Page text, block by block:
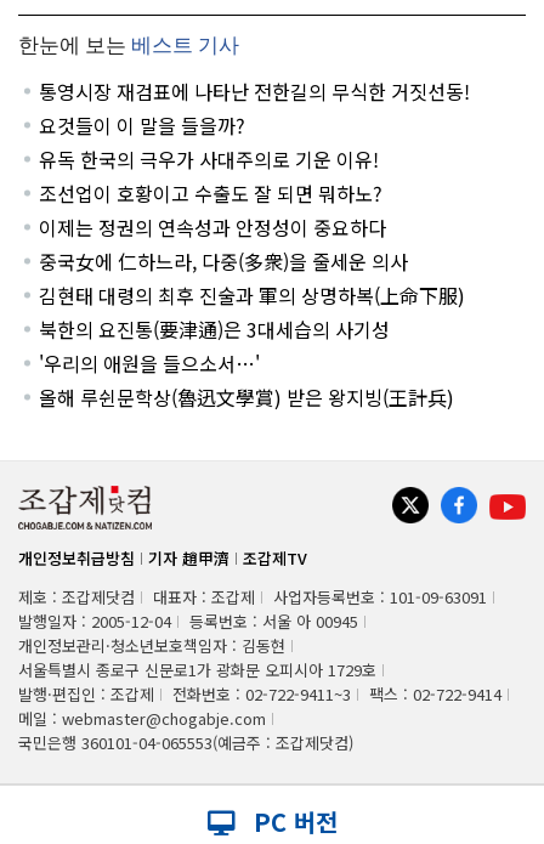
한눈에 보는 베스트 기사
통영시장 재검표에 나타난 전한길의 무식한 거짓선동!
요것들이 이 말을 들을까?
유독 한국의 극우가 사대주의로 기운 이유!
조선업이 호황이고 수출도 잘 되면 뭐하노?
이제는 정권의 연속성과 안정성이 중요하다
중국女에 仁하느라, 다중(多衆)을 줄세운 의사
김현태 대령의 최후 진술과 軍의 상명하복(上命下服)
북한의 요진통(要津通)은 3대세습의 사기성
'우리의 애원을 들으소서…'
올해 루쉰문학상(魯迅文學賞) 받은 왕지빙(王計兵)
개인정보취급방침 기자 趙甲濟
조갑제TV
제호 : 조갑제닷컴
대표자 : 조갑제
사업자등록번호 : 101-09-63091
발행일자 : 2005-12-04
등록번호 : 서울 아 00945
개인정보관리·청소년보호책임자 : 김동현
서울특별시 종로구 신문로1가 광화문 오피시아 1729호
발행·편집인 : 조갑제
전화번호 : 02-722-9411~3
팩스 : 02-722-9414
메일 : webmaster@chogabje.com
국민은행 360101-04-065553(예금주 : 조갑제닷컴)
PC 버전